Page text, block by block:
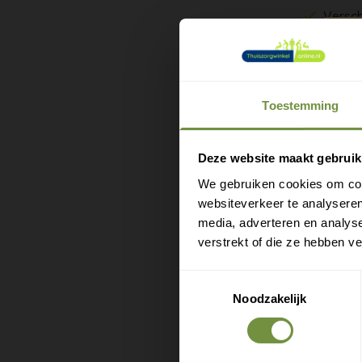
Toestemming
Deze website maakt
We gebruiken cookies om
websiteverkeer te
media, adverteren en
verstrekt of die ze hebben
Noodzakelijk
Een knie
echte
Fijn bij